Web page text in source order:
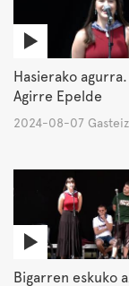
Hasierako
Agirre Epelde
2024-08-07 Gasteiz
Bigarren eskuko